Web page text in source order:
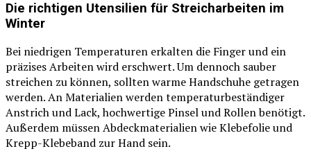
Die richtigen Utensilien für Streicharbeiten im
Winter
Bei niedrigen Temperaturen erkalten die Finger und ein
präzises Arbeiten wird erschwert. Um dennoch sauber
streichen zu können, sollten warme Handschuhe getragen
werden. An Materialien werden temperaturbeständiger
Anstrich und Lack, hochwertige Pinsel und Rollen benötigt.
Außerdem müssen Abdeckmaterialien wie Klebefolie und
Krepp-Klebeband zur Hand sein.